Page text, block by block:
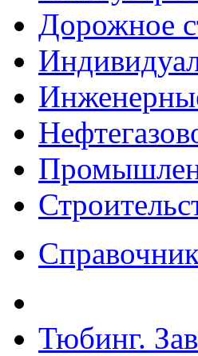
Дорожное
Справочник
Тюбинг.